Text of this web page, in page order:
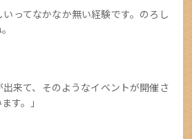
ってなかなか無い経験です。のろし
来て、そのようなイベントが開催さ
す。」